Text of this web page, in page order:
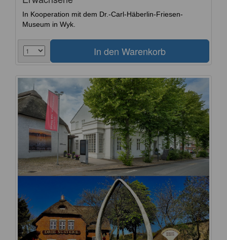
In Kooperation mit dem Dr.-Carl-Häberlin-Friesen-
Museum in Wyk.